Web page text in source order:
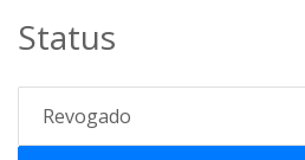
Status
Revogado